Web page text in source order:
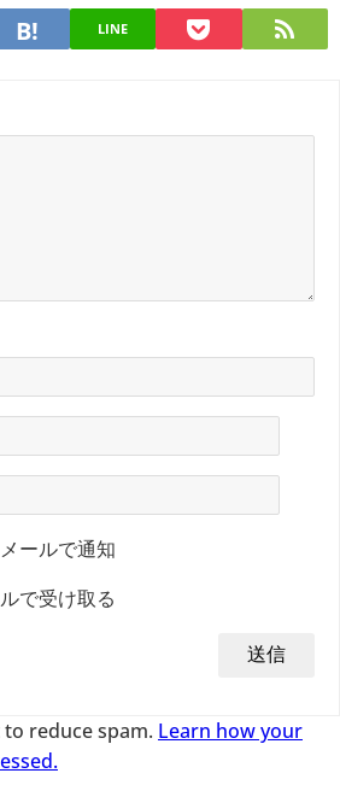
LINE
ールで通知
で受け取る
reduce spam. Learn how your